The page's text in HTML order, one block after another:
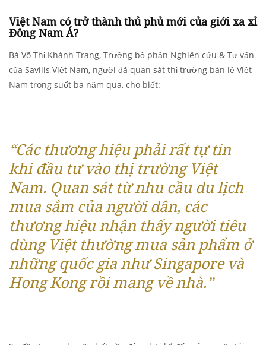
Việt Nam có trở thành thủ phủ mới của giới xa xỉ
Đông Nam Á?
Bà Võ Thị Khánh Trang, Trưởng bộ phận Nghiên cứu & Tư vấn
của Savills Việt Nam, người đã quan sát thị trường bán lẻ Việt
Nam trong suốt ba năm qua, cho biết:
“Các thương hiệu phải rất tự tin
khi đầu tư vào thị trường Việt
Nam. Quan sát từ nhu cầu du lịch
mua sắm của người dân, các
thương hiệu nhận thấy người tiêu
dùng Việt thường mua sản phẩm ở
những quốc gia như Singapore và
Hong Kong rồi mang về nhà.”